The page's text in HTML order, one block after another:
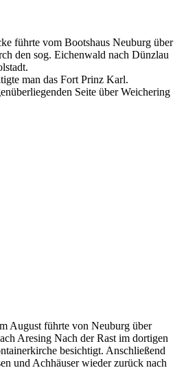
führte vom Bootshaus Neuburg über
den sog. Eichenwald nach Dünzlau
man das Fort Prinz Karl.
Seite über Weichering
August führte von Neuburg über
Aresing Nach der Rast im dortigen
besichtigt. Anschließend
und Achhäuser wieder zurück nach